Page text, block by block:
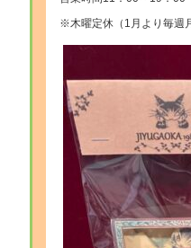
※木曜定休（1月より毎週